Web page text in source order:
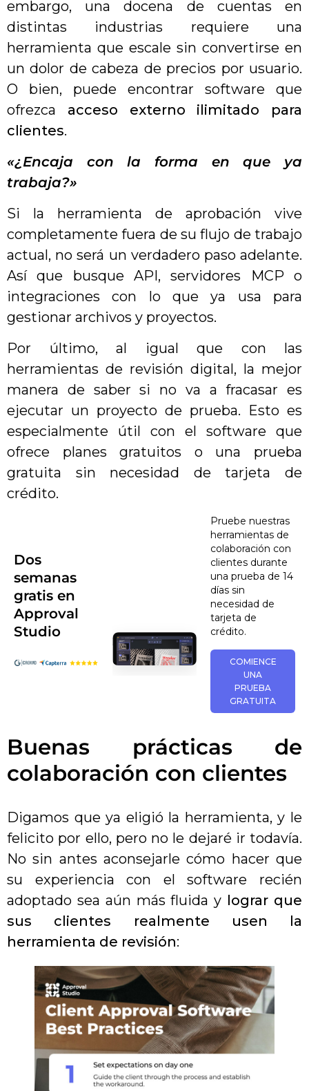
embargo, una docena de cuentas en
distintas industrias requiere una
herramienta que escale sin convertirse en
un dolor de cabeza de precios por usuario.
O bien, puede encontrar software que
ofrezca acceso externo ilimitado para
clientes.
«¿Encaja con la forma en que ya
trabaja?»
Si la herramienta de aprobación vive
completamente fuera de su flujo de trabajo
actual, no será un verdadero paso adelante.
Así que busque API, servidores MCP o
integraciones con lo que ya usa para
gestionar archivos y proyectos.
Por último, al igual que con las
herramientas de revisión digital, la mejor
manera de saber si no va a fracasar es
ejecutar un proyecto de prueba. Esto es
especialmente útil con el software que
ofrece planes gratuitos o una prueba
gratuita sin necesidad de tarjeta de
crédito.
Dos
semanas
gratis en
Approval
Studio
Pruebe nuestras
herramientas de
colaboración con
clientes durante
una prueba de 14
días sin
necesidad de
tarjeta de
crédito.
COMIENCE
UNA
PRUEBA
GRATUITA
Buenas prácticas de
colaboración con clientes
Digamos que ya eligió la herramienta, y le
felicito por ello, pero no le dejaré ir todavía.
No sin antes aconsejarle cómo hacer que
su experiencia con el software recién
adoptado sea aún más fluida y lograr que
sus clientes realmente usen la
herramienta de revisión: